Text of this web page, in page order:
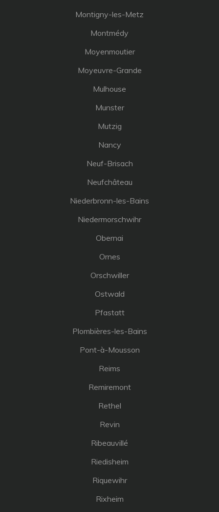
Montigny-les-Metz
Montmédy
Moyenmoutier
Moyeuvre-Grande
Mulhouse
Munster
Mutzig
Nancy
Neuf-Brisach
Neufchâteau
Niederbronn-les-Bains
Niedermorschwihr
Obernai
Ornes
Orschwiller
Ostwald
Pfastatt
Plombières-les-Bains
Pont-à-Mousson
Reims
Remiremont
Rethel
Revin
Ribeauvillé
Riedisheim
Riquewihr
Rixheim